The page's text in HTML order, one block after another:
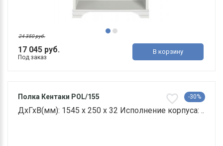
17 045 руб.
24 350 руб.
Под заказ
В корзину
Полка Кентаки POL/155 -30%
ДхГхВ(мм): 1545 х 250 х 32 Исполнение корпуса: ..